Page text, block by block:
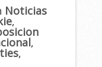
Noticias
,
,
,